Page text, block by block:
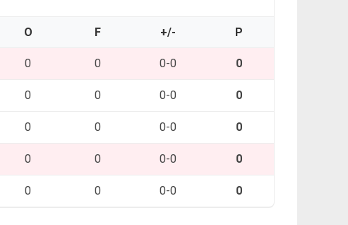
O F +/- P
0 0 0-0 0
0 0 0-0 0
0 0 0-0 0
0 0 0-0 0
0 0 0-0 0